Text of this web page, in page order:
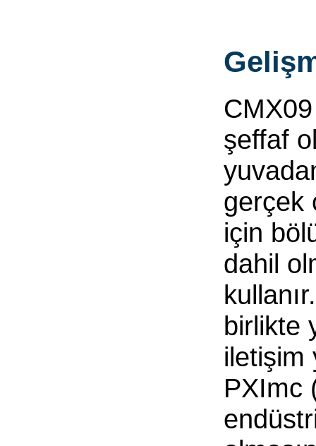
şeffaf
gerçek
için
dahil
birlikte
iletişim
PXImc